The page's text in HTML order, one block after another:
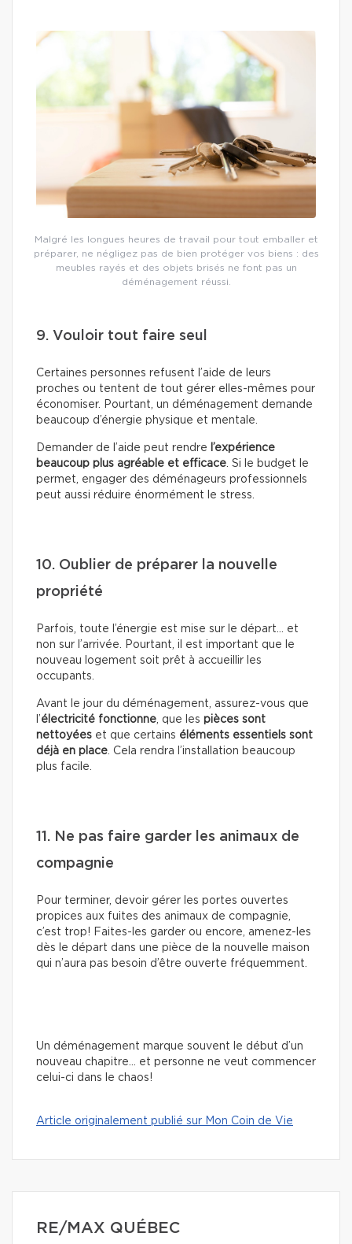
Malgré les longues heures de travail pour tout emballer et
préparer, ne négligez pas de bien protéger vos biens : des
meubles rayés et des objets brisés ne font pas un
déménagement réussi.
9. Vouloir tout faire seul
Certaines personnes refusent l’aide de leurs
proches ou tentent de tout gérer elles-mêmes pour
économiser. Pourtant, un déménagement demande
beaucoup d’énergie physique et mentale.
Demander de l’aide peut rendre l’expérience
beaucoup plus agréable et efficace. Si le budget le
permet, engager des déménageurs professionnels
peut aussi réduire énormément le stress.
10. Oublier de préparer la nouvelle
propriété
Parfois, toute l’énergie est mise sur le départ… et
non sur l’arrivée. Pourtant, il est important que le
nouveau logement soit prêt à accueillir les
occupants.
Avant le jour du déménagement, assurez-vous que
l’électricité fonctionne, que les pièces sont
nettoyées et que certains éléments essentiels sont
déjà en place. Cela rendra l’installation beaucoup
plus facile.
11. Ne pas faire garder les animaux de
compagnie
Pour terminer, devoir gérer les portes ouvertes
propices aux fuites des animaux de compagnie,
c’est trop! Faites-les garder ou encore, amenez-les
dès le départ dans une pièce de la nouvelle maison
qui n’aura pas besoin d’être ouverte fréquemment.
Un déménagement marque souvent le début d’un
nouveau chapitre… et personne ne veut commencer
celui-ci dans le chaos!
Article originalement publié sur Mon Coin de Vie
RE/MAX QUÉBEC